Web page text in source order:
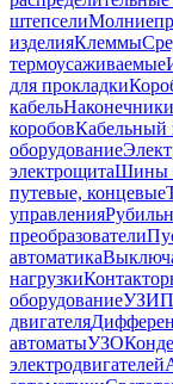
штепсели
изделияКлеммы
термоусаживаемые
для прокладки
кабель
коробовКабельный
оборудование
электрощитаШины
путевые, концевые
управления
преобразователи
автоматика
нагрузки
оборудованиеУЗИП
двигателя
автоматыУЗО
электродвигателей